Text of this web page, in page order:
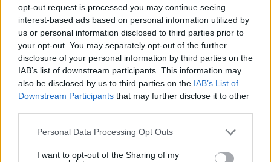
opt-out request is processed you may continue seeing
interest-based ads based on personal information utilized by
us or personal information disclosed to third parties prior to
your opt-out. You may separately opt-out of the further
disclosure of your personal information by third parties on the
IAB’s list of downstream participants. This information may
also be disclosed by us to third parties on the IAB’s List of
Downstream Participants that may further disclose it to other
Please note that this website/app uses one or more Google
not limited to your visit or usage behaviour. You may click to
Personal Data Processing Opt Outs
I want to opt-out of the Sharing of my
στον ρυθμό που υπόσχεται ο Μασκ.
Τον Μάρτιο του 2024, ο επιχειρηματίας
προανήγγειλε ότι το Starshipθα φτάσει στον
Άρη «μέσα σε πέντε χρόνια». Έναν χρόνο
αργότερα αναθεώρησε τον προγραμματισμό,
της, εκτιμά - σε μια πιο πραγματιστική
προσέγγιση - ότι η πρώτη επανδρωμένη